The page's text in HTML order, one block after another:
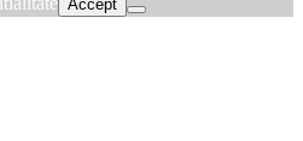
Accept